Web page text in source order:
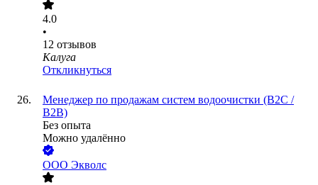
4.0
•
12 отзывов
Калуга
Откликнуться
Менеджер по продажам систем водоочистки (B2C /
B2B)
Без опыта
Можно удалённо
ООО Экволс